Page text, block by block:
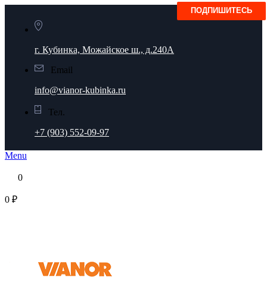
г. Кубинка, Можайское ш., д.240А
Email
info@vianor-kubinka.ru
Тел.
+7 (903) 552-09-97
Menu
0
0 ₽